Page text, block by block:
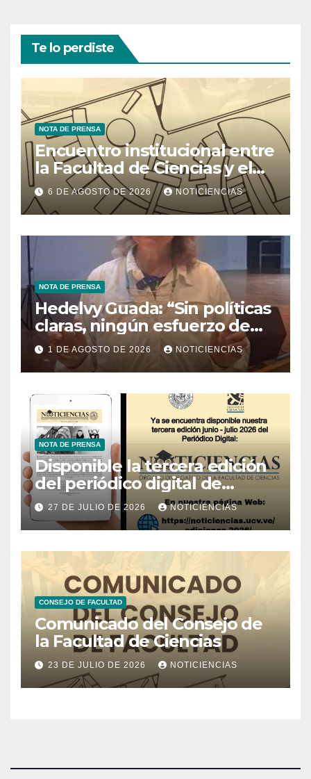
Te lo perdiste
NOTA DE PRENSA
Encuentro institucional entre
la Facultad de Ciencias y el
Ministerio de Ciencia y
Tecnología
6 DE AGOSTO DE 2026 NOTICIENCIAS
NOTA DE PRENSA
Hedelvy Guada: “Sin políticas
claras, ningún esfuerzo de
conservación rendirá frutos”
1 DE AGOSTO DE 2026 NOTICIENCIAS
NOTA DE PRENSA
Disponible la tercera edición
del periódico digital de
Noticiencias 2026
27 DE JULIO DE 2026 NOTICIENCIAS
CONSEJO DE FACULTAD
Comunicado del Consejo de
la Facultad de Ciencias
23 DE JULIO DE 2026 NOTICIENCIAS